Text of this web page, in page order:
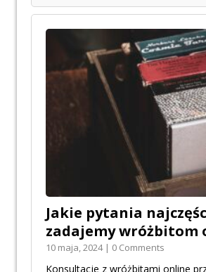
Jakie pytania
zadajemy wróżbitom
10 maja, 2024 | 0 Comments
Konsultacje z wróżbitami online